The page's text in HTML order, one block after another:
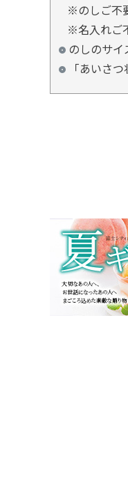
※のしご不
※名入れご
のしのサイ
「あいさ